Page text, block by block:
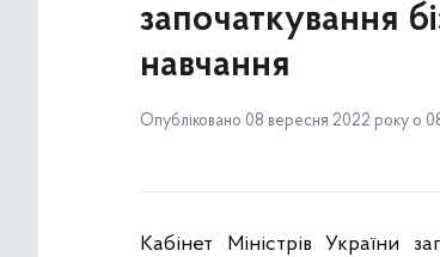
започаткування
навчання
Опубліковано 08 вересня 2022 року о
Кабінет Міністрів України